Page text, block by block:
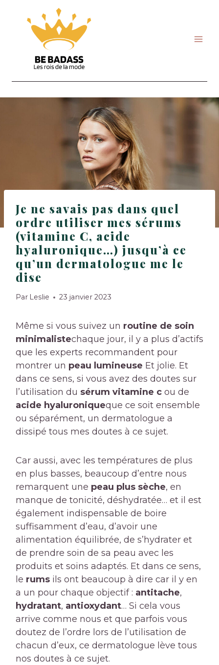
content
Je ne savais pas dans quel
ordre utiliser mes sérums
(vitamine C, acide
hyaluronique…) jusqu’à ce
qu’un dermatologue me le
dise
Par Leslie 23 janvier 2023
Même si vous suivez un routine de soin
minimalistechaque jour, il y a plus d’actifs
que les experts recommandent pour
montrer un peau lumineuse Et jolie. Et
dans ce sens, si vous avez des doutes sur
l’utilisation du sérum vitamine c ou de
acide hyaluroniqueque ce soit ensemble
ou séparément, un dermatologue a
dissipé tous mes doutes à ce sujet.
Car aussi, avec les températures de plus
en plus basses, beaucoup d’entre nous
remarquent une peau plus sèche, en
manque de tonicité, déshydratée… et il est
également indispensable de boire
suffisamment d’eau, d’avoir une
alimentation équilibrée, de s’hydrater et
de prendre soin de sa peau avec les
produits et soins adaptés. Et dans ce sens,
le rums ils ont beaucoup à dire car il y en
a un pour chaque objectif : antitache,
hydratant, antioxydant… Si cela vous
arrive comme nous et que parfois vous
doutez de l’ordre lors de l’utilisation de
chacun d’eux, ce dermatologue lève tous
nos doutes à ce sujet.